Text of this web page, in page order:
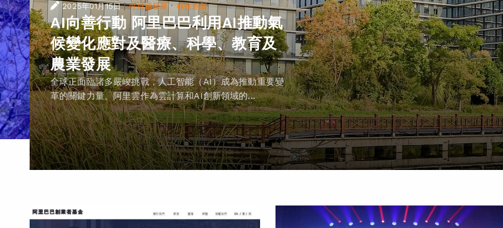
2025年01月15日 |可持續發展· 科技創新
AI向善行動 阿里巴巴利用AI推動氣
候變化應對及醫療、科學、教育及
農業發展
全球正面臨諸多嚴峻挑戰，人工智能（AI）成為推動重要變
革的關鍵力量。阿里雲作為雲計算和AI創新領域的...